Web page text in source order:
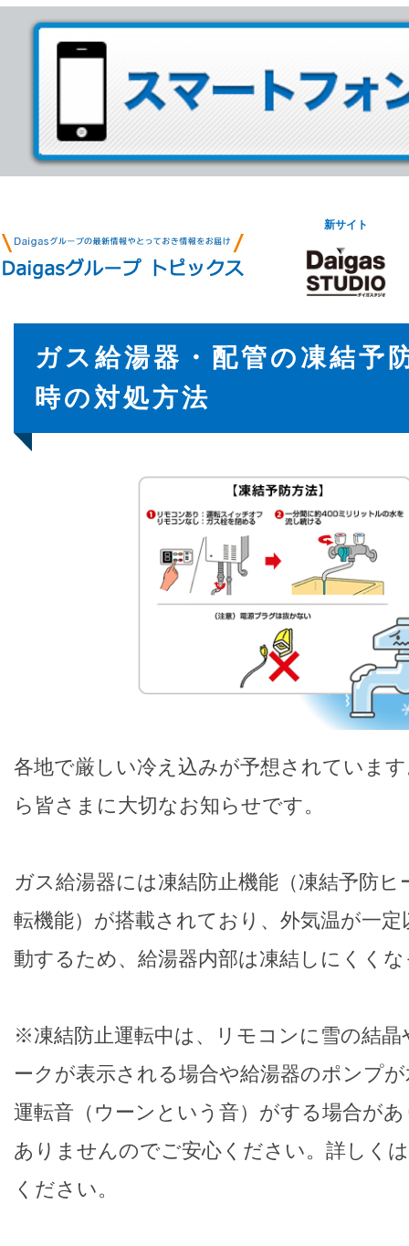
新サイト
ガス給湯器・配管の凍結予
時の対処方法
各地で厳しい冷え込みが予想されていま
ら皆さまに大切なお知らせです。
ガス給湯器には凍結防止機能（凍結予防ヒ
転機能）が搭載されており、外気温が一
動するため、給湯器内部は凍結しにくく
※凍結防止運転中は、リモコンに雪の結
ークが表示される場合や給湯器のポンプ
運転音（ウーンという音）がする場合が
ありませんのでご安心ください。詳しく
ください。